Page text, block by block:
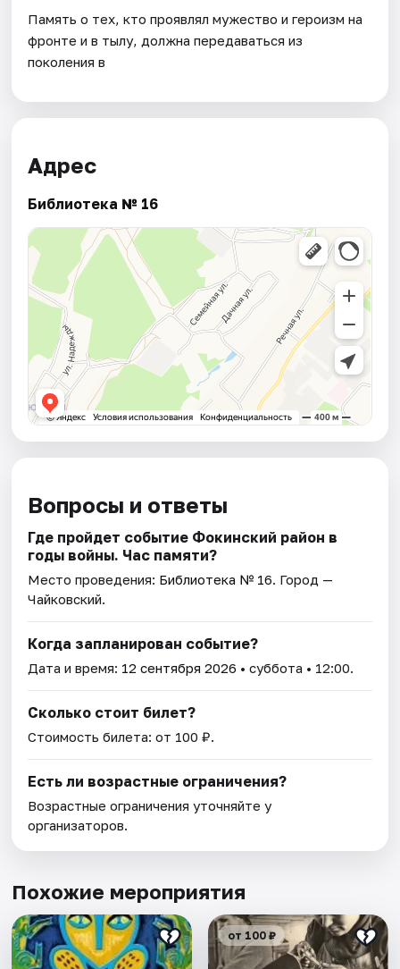
Память о тех, кто проявлял мужество и героизм на
фронте и в тылу, должна передаваться из
поколения в
Адрес
Библиотека № 16
Вопросы и ответы
Где пройдет событие Фокинский район в
годы войны. Час памяти?
Место проведения: Библиотека № 16. Город —
Чайковский.
Когда запланирован событие?
Дата и время: 12 сентября 2026 • суббота • 12:00.
Сколько стоит билет?
Стоимость билета: от 100 ₽.
Есть ли возрастные ограничения?
Возрастные ограничения уточняйте у
организаторов.
Похожие мероприятия
от 100 ₽